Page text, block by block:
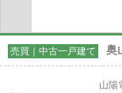
売買｜中古一戸建て 奥
山陽